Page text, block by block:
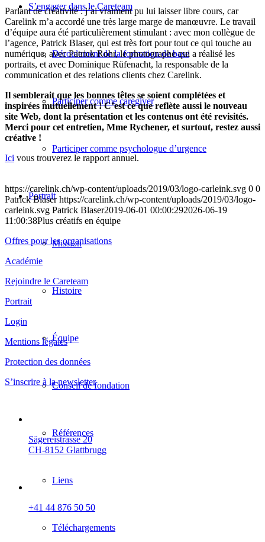
S’engager dans le Careteam
Déroulement de la formation de base
Participer comme caregiver
Participer comme psychologue d’urgence
Portrait
Mission
Histoire
Équipe
Conseil de fondation
Références
Liens
Téléchargements
Parlant de créativité : j’ai vraiment pu lui laisser libre cours, car
Carelink m’a accordé une très large marge de manœuvre. Le travail
d’équipe aura été particulièrement stimulant : avec mon collègue de
l’agence, Patrick Blaser, qui est très fort pour tout ce qui touche au
numérique, avec Patrick Rohr, le photographe qui a réalisé les
portraits, et avec Dominique Rüfenacht, la responsable de la
communication et des relations clients chez Carelink.
Il semblerait que les bonnes têtes se soient complétées et
inspirées mutuellement ! C’est ce que reflète aussi le nouveau
site Web, dont la présentation et les contenus ont été revisités.
Merci pour cet entretien, Mme Rychener, et surtout, restez aussi
créative !
Ici vous trouverez le rapport annuel.
https://carelink.ch/wp-content/uploads/2019/03/logo-carleink.svg 0 0
Patrick Blaser https://carelink.ch/wp-content/uploads/2019/03/logo-
carleink.svg Patrick Blaser2019-06-01 00:00:292026-06-19
11:00:38Plus créatifs en équipe
Offres pour les organisations
Académie
Rejoindre le Careteam
Portrait
Login
Mentions légales
Protection des données
S’inscrire à la newsletter
Sägereistrasse 20
CH-8152 Glattbrugg
+41 44 876 50 50